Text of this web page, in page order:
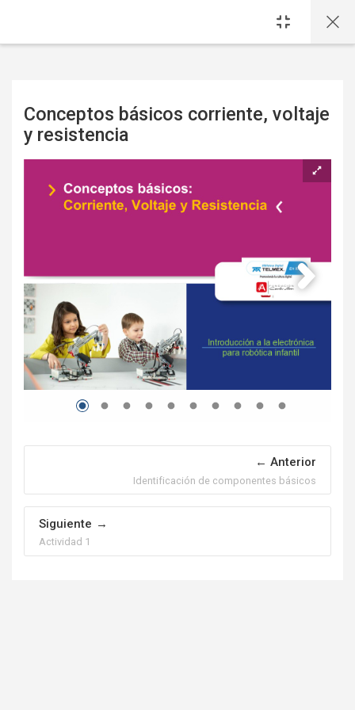
Conceptos básicos corriente, voltaje
y resistencia
Anterior
Identificación de componentes básicos
Siguiente
Actividad 1